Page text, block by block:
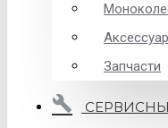
Запчасти